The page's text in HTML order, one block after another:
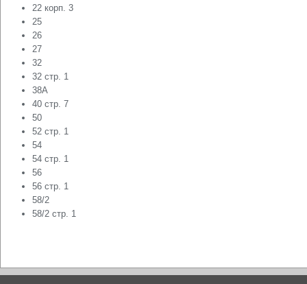
22 корп. 3
25
26
27
32
32 стр. 1
38А
40 стр. 7
50
52 стр. 1
54
54 стр. 1
56
56 стр. 1
58/2
58/2 стр. 1